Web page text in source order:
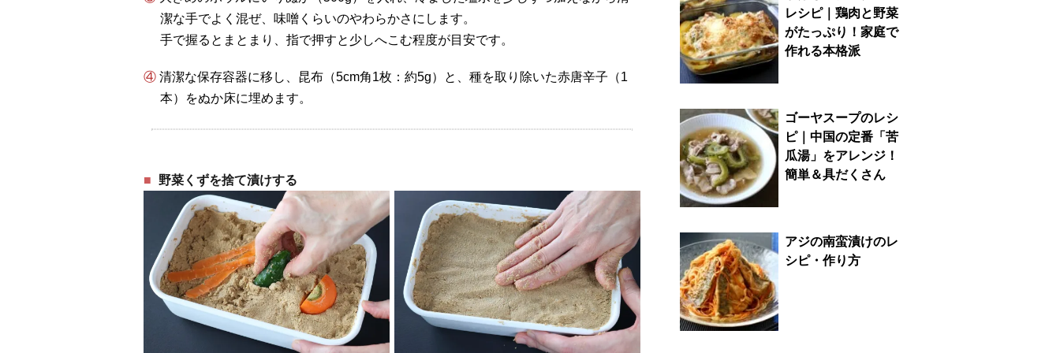
潔な手でよく混ぜ、味噌くらいのやわらかさにします。
手で握るとまとまり、指で押すと少しへこむ程度が目安です。
④ 清潔な保存容器に移し、昆布（5cm角1枚：約5g）と、種を取り除いた赤唐辛子（1
本）をぬか床に埋めます。
野菜くずを捨て漬けする
レシピ｜鶏肉と野菜
がたっぷり！家庭で
作れる本格派
ゴーヤスープのレシ
ピ｜中国の定番「苦
瓜湯」をアレンジ！
簡単＆具だくさん
アジの南蛮漬けのレ
シピ・作り方